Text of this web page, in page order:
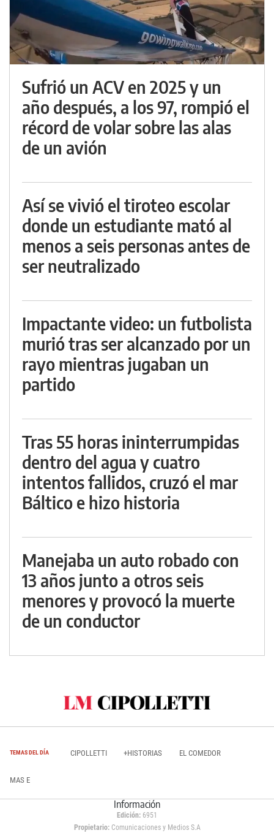
Sufrió un ACV en 2025 y un
año después, a los 97, rompió el
récord de volar sobre las alas
de un avión
Así se vivió el tiroteo escolar
donde un estudiante mató al
menos a seis personas antes de
ser neutralizado
Impactante video: un futbolista
murió tras ser alcanzado por un
rayo mientras jugaban un
partido
Tras 55 horas ininterrumpidas
dentro del agua y cuatro
intentos fallidos, cruzó el mar
Báltico e hizo historia
Manejaba un auto robado con
13 años junto a otros seis
menores y provocó la muerte
de un conductor
TEMAS DEL DÍA CIPOLLETTI +HISTORIAS EL COMEDOR
MAS E
Información
Edición: 6951
Propietario:Comunicaciones y Medios S.A